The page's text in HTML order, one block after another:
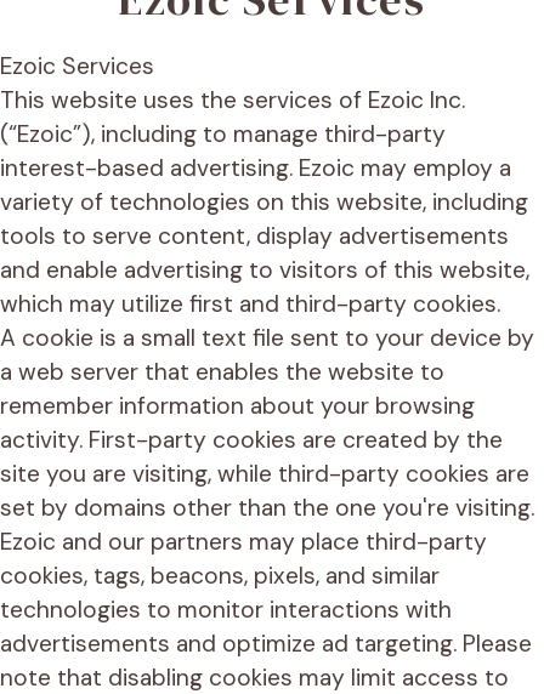
Ezoic Services
This website uses the services of Ezoic Inc.
(“Ezoic”), including to manage third-party
interest-based advertising. Ezoic may employ a
variety of technologies on this website, including
tools to serve content, display advertisements
and enable advertising to visitors of this website,
which may utilize first and third-party cookies.
A cookie is a small text file sent to your device by
a web server that enables the website to
remember information about your browsing
activity. First-party cookies are created by the
site you are visiting, while third-party cookies are
set by domains other than the one you're visiting.
Ezoic and our partners may place third-party
cookies, tags, beacons, pixels, and similar
technologies to monitor interactions with
advertisements and optimize ad targeting. Please
note that disabling cookies may limit access to